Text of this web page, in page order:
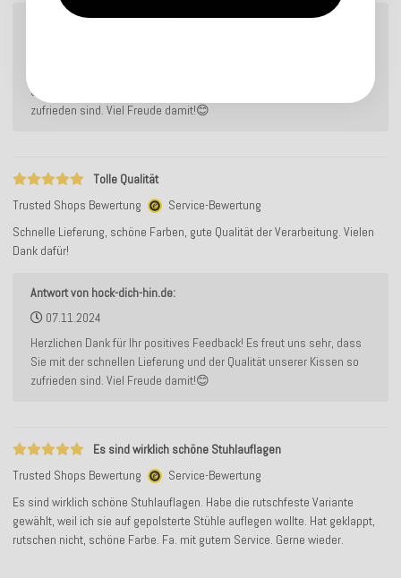
Antwort von hock-dich-hin.de:
Sie mit der schnellen Lieferung und der Qualität unserer Kissen so
zufrieden sind. Viel Freude damit!😊
Tolle Qualität
Trusted Shops Bewertung
Service-Bewertung
Schnelle Lieferung, schöne Farben, gute Qualität der Verarbeitung. Vielen
Dank dafür!
Antwort von hock-dich-hin.de:
07.11.2024
Herzlichen Dank für Ihr positives Feedback! Es freut uns sehr, dass
Sie mit der schnellen Lieferung und der Qualität unserer Kissen so
zufrieden sind. Viel Freude damit!😊
Es sind wirklich schöne Stuhlauflagen
Trusted Shops Bewertung
Service-Bewertung
Es sind wirklich schöne Stuhlauflagen. Habe die rutschfeste Variante
gewählt, weil ich sie auf gepolsterte Stühle auflegen wollte. Hat geklappt,
rutschen nicht, schöne Farbe. Fa. mit gutem Service. Gerne wieder.